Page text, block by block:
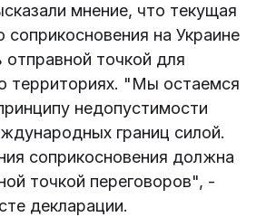
мнение, что текущая
соприкосновения на Украине
точкой для
территориях. "Мы остаемся
недопустимости
границ силой.
соприкосновения должна
точкой переговоров", -
декларации.